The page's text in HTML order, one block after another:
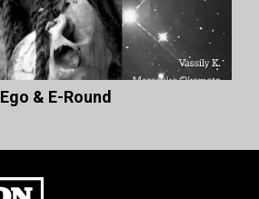
Ego & E-Round